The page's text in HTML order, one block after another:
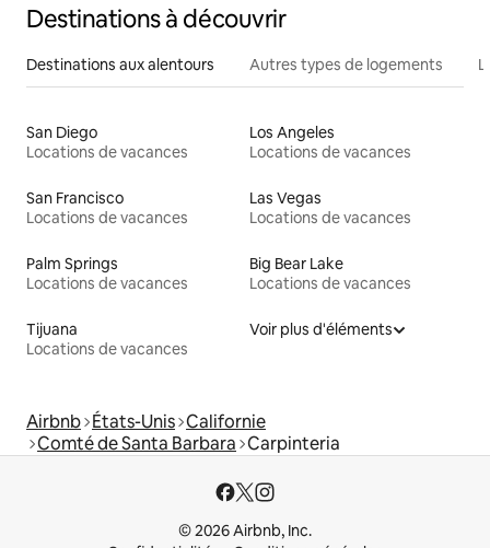
Destinations à découvrir
Destinations aux alentours Autres types de logements
San Diego
Locations de vacances
Los Angeles
Locations de vacances
San Francisco
Locations de vacances
Las Vegas
Locations de vacances
Palm Springs
Locations de vacances
Big Bear Lake
Locations de vacances
Tijuana
Locations de vacances
Voir plus d'éléments
Airbnb États-Unis Californie
Comté de Santa Barbara Carpinteria
© 2026 Airbnb, Inc.